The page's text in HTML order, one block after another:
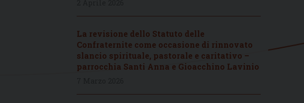
La revisione dello Statuto delle
Confraternite come occasione di rinnovato
slancio spirituale, pastorale e caritativo –
parrocchia Santi Anna e Gioacchino Lavinio